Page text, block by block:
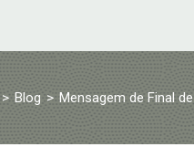
> Blog > Mensagem de Final